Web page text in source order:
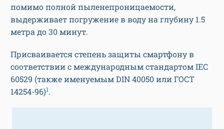
помимо полной пыленепроницаемости,
выдерживает погружение в воду на глубину 1.5
метра до 30 минут.
Присваивается степень защиты смартфону в
соответствии с международным стандартом IEC
60529 (также именуемым DIN 40050 или ГОСТ
14254-96)1.